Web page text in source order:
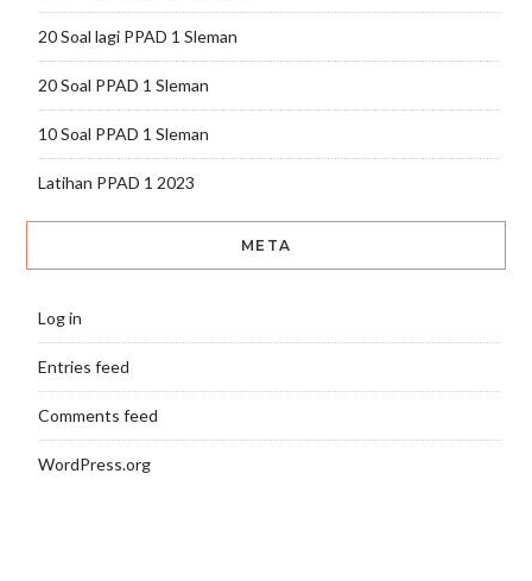
20 Soal lagi PPAD 1 Sleman
20 Soal PPAD 1 Sleman
10 Soal PPAD 1 Sleman
Latihan PPAD 1 2023
META
Log in
Entries feed
Comments feed
WordPress.org